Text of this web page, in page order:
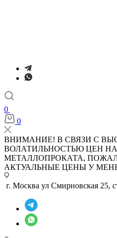
0
0
ВНИМАНИЕ! В СВЯЗИ С
ВОЛАТИЛЬНОСТЬЮ ЦЕН
МЕТАЛЛОПРОКАТА,
АКТУАЛЬНЫЕ ЦЕНЫ У
г. Москва ул Смирновская 25,